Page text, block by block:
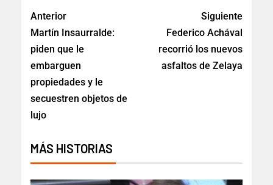
Anterior
Martín Insaurralde:
piden que le
embarguen
propiedades y le
secuestren objetos de
lujo
Siguiente
Federico Achával
recorrió los nuevos
asfaltos de Zelaya
MÁS HISTORIAS